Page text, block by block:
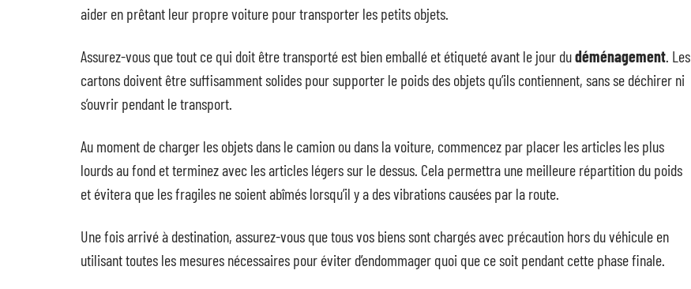
aider en prêtant leur propre voiture pour transporter les petits objets.
Assurez-vous que tout ce qui doit être transporté est bien emballé et étiqueté avant le jour dudéménagement. Les
cartons doivent être suffisamment solides pour supporter le poids des objets qu’ils contiennent, sans se déchirer ni
s’ouvrir pendant le transport.
Au moment de charger les objets dans le camion ou dans la voiture, commencez par placer les articles les plus
lourds au fond et terminez avec les articles légers sur le dessus. Cela permettra une meilleure répartition du poids
et évitera que les fragiles ne soient abîmés lorsqu’il y a des vibrations causées par la route.
Une fois arrivé à destination, assurez-vous que tous vos biens sont chargés avec précaution hors du véhicule en
utilisant toutes les mesures nécessaires pour éviter d’endommager quoi que ce soit pendant cette phase finale.